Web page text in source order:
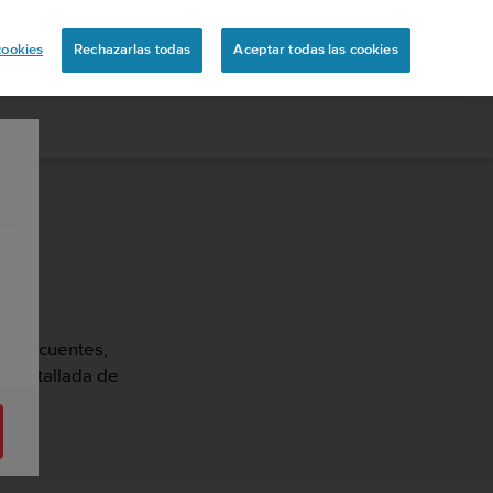
frecuentes,
detallada de
Rechazarlas todas Aceptar todas las cookies